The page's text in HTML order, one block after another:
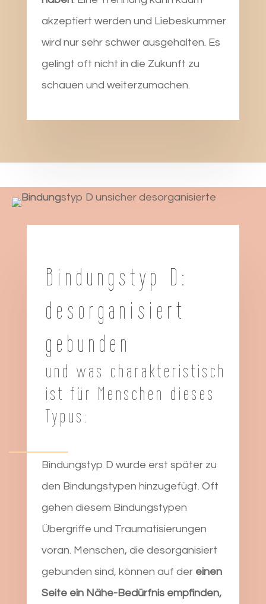
akzeptiert werden und Liebeskummer
wird nur sehr schwer ausgehalten. Es
gelingt oft nicht in die Zukunft zu
schauen und weiterzumachen.
Bindungstyp D:
desorganisiert
gebunden
und was charakteristisch
ist für Menschen dieses
Typus:
Bindungstyp D wurde erst später zu
den Bindungstypen hinzugefügt. Oft
gehen diesem Bindungstypen
Übergriffe und Traumatisierungen
voran. Menschen, die desorganisiert
gebunden sind, können auf der einen
Seite ein Nähe-Bedürfnis empfinden,